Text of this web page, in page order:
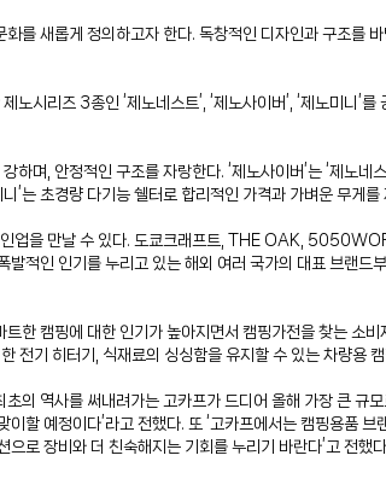
를 새롭게 정의하고자 한다. 독창적인 디자인과 구조를
시리즈 3종인 ‘제노네스트’, ‘제노사이버’, ‘제노미니’
며, 안정적인 구조를 자랑한다. ‘제노사이버’는 ‘제노
’는 초경량 다기능 쉘터로 합리적인 가격과 가벼운 무게
업을 만날 수 있다. 도쿄크래프트, THE OAK,
적인 인기를 누리고 있는 해외 여러 국가의 대표 브랜드
한 캠핑에 대한 인기가 높아지면서 캠핑가전을 찾는 소
전기 히터기, 식재료의 싱싱함을 유지할 수 있는 차량용
의 역사를 써내려가는 고카프가 드디어 올해 가장 큰 규
할 예정이다’라고 전했다. 또 ‘고카프에서는 캠핑용품
로 장비와 더 친숙해지는 기회를 누리기 바란다’고 전했